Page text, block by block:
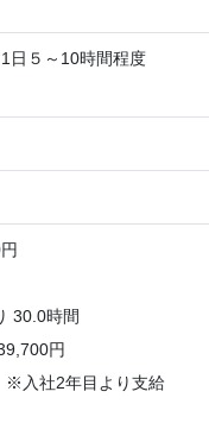
５～10時間程度
30.0時間
円
入社2年目より支給